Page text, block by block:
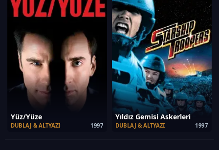
Yüz/Yüze
1997
DUBLAJ & ALTYAZI
Yıldız Gemisi Askerleri
1997
DUBLAJ & ALTYAZI